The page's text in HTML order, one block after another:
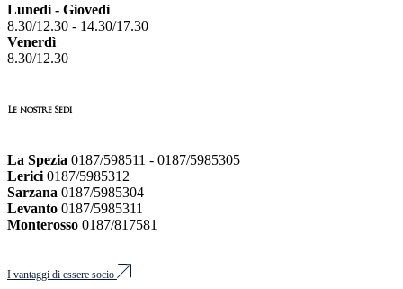
Lunedì - Giovedì
8.30/12.30 - 14.30/17.30
Venerdì
8.30/12.30
Le nostre Sedi
La Spezia 0187/598511 - 0187/5985305
Lerici 0187/5985312
Sarzana 0187/5985304
Levanto 0187/5985311
Monterosso 0187/817581
I vantaggi di essere socio